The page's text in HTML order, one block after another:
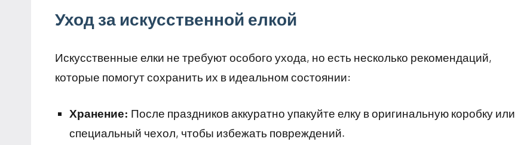
Уход за искусственной елкой
Искусственные елки не требуют особого ухода, но есть несколько рекомендаций,
которые помогут сохранить их в идеальном состоянии:
Хранение: После праздников аккуратно упакуйте елку в оригинальную коробку или
специальный чехол, чтобы избежать повреждений.